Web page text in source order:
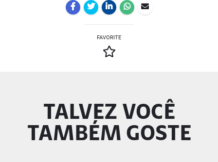
FAVORITE
TALVEZ VOCÊ
TAMBÉM GOSTE